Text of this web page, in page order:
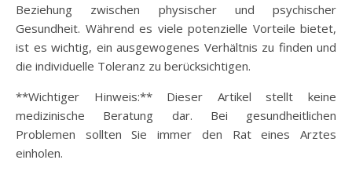
Beziehung zwischen physischer und psychischer
Gesundheit. Während es viele potenzielle Vorteile bietet,
ist es wichtig, ein ausgewogenes Verhältnis zu finden und
die individuelle Toleranz zu berücksichtigen.
**Wichtiger Hinweis:** Dieser Artikel stellt keine
medizinische Beratung dar. Bei gesundheitlichen
Problemen sollten Sie immer den Rat eines Arztes
einholen.